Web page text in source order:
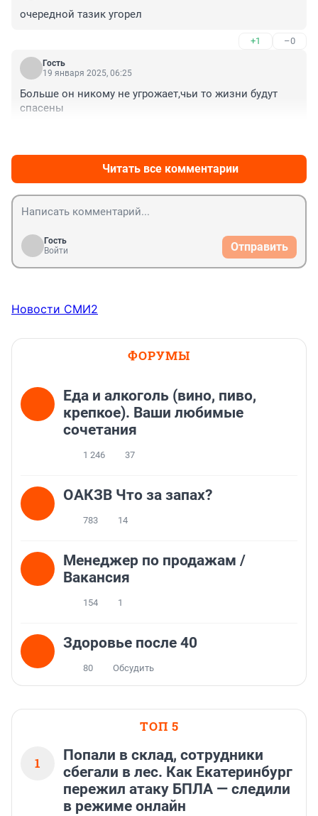
очередной тазик угорел
+1 –0
Гость
19 января 2025, 06:25
Больше он никому не угрожает,чьи то жизни будут
спасены
Читать все комментарии
Гость
Войти
Отправить
Новости СМИ2
ФОРУМЫ
Еда и алкоголь (вино, пиво,
крепкое). Ваши любимые
сочетания
1 246 37
ОАКЗВ Что за запах?
783 14
Менеджер по продажам /
Вакансия
154 1
Здоровье после 40
80 Обсудить
ТОП 5
1
Попали в склад, сотрудники
сбегали в лес. Как Екатеринбург
пережил атаку БПЛА — следили
в режиме онлайн